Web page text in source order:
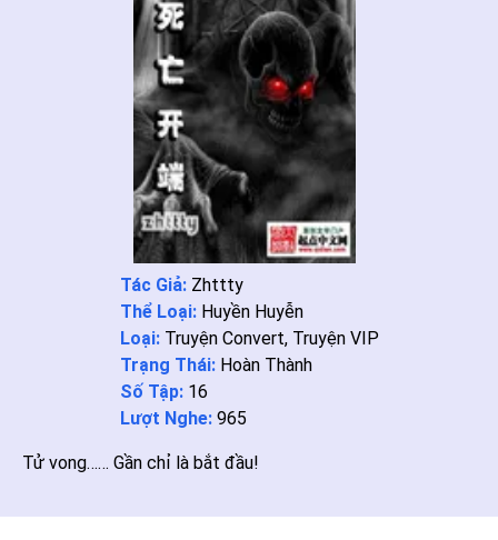
Tác Giả: Zhttty
Thể Loại: Huyền Huyễn
Loại: Truyện Convert, Truyện VIP
Trạng Thái: Hoàn Thành
Số Tập: 16
Lượt Nghe: 965
Tử vong…… Gần chỉ là bắt đầu!